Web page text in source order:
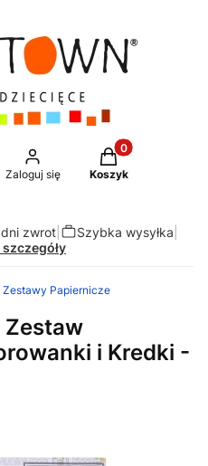
Zaloguj się
Produkty w
Koszyk
zwrot| Szybka wysyłka
Zestawy Papiernicze
Zestaw
i Kredki -